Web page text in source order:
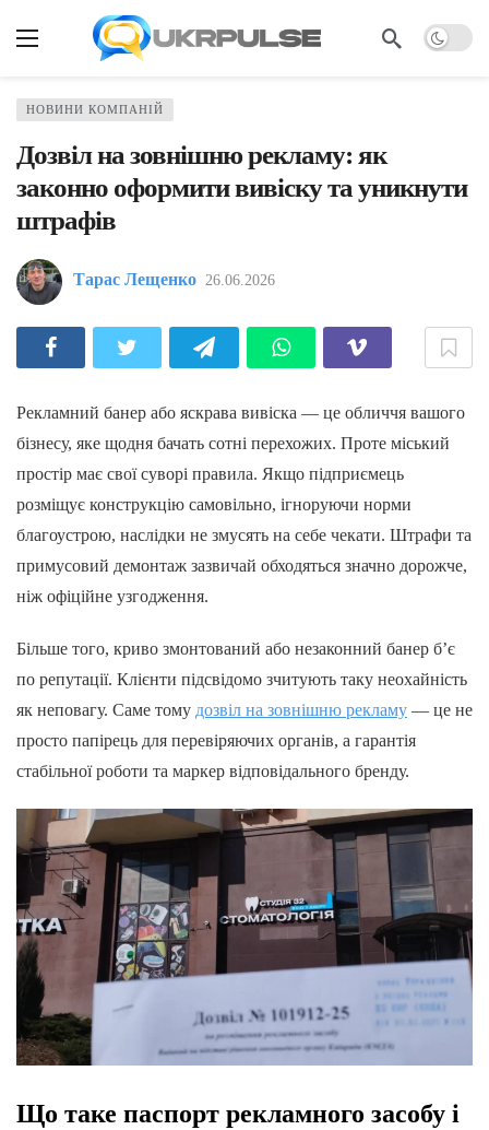
НОВИНИ КОМПАНІЙ
Дозвіл на зовнішню рекламу: як
законно оформити вивіску та уникнути
штрафів
Тарас Лещенко 26.06.2026
Рекламний банер або яскрава вивіска — це обличчя вашого
бізнесу, яке щодня бачать сотні перехожих. Проте міський
простір має свої суворі правила. Якщо підприємець
розміщує конструкцію самовільно, ігноруючи норми
благоустрою, наслідки не змусять на себе чекати. Штрафи та
примусовий демонтаж зазвичай обходяться значно дорожче,
ніж офіційне узгодження.
Більше того, криво змонтований або незаконний банер б’є
по репутації. Клієнти підсвідомо зчитують таку неохайність
як неповагу. Саме тому дозвіл на зовнішню рекламу — це не
просто папірець для перевіряючих органів, а гарантія
стабільної роботи та маркер відповідального бренду.
Що таке паспорт рекламного засобу і